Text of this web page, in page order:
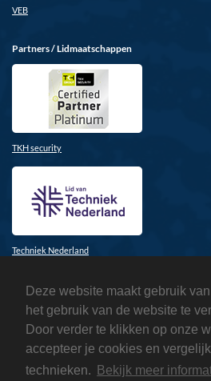
Deze website maakt gebruik
het gebruik van de website te
Door verder te klikken op onze
accepteer je cookies en
technieken.
Bekijk meer
VEB
Partners / Lidmaatschappen
TKH security
Techniek Nederland
Honeywell